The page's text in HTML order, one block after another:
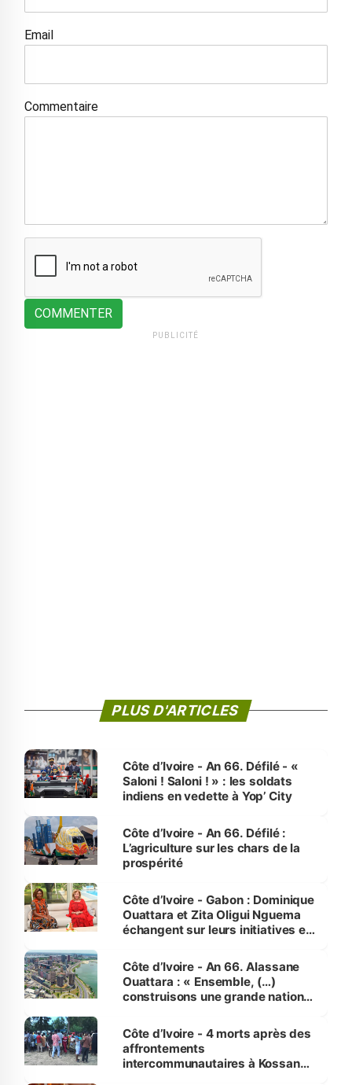
Email
Commentaire
COMMENTER
PUBLICITÉ
PLUS D'ARTICLES
Côte d’Ivoire - An 66. Défilé - «
Saloni ! Saloni ! » : les soldats
indiens en vedette à Yop’ City
Côte d’Ivoire - An 66. Défilé :
L’agriculture sur les chars de la
prospérité
Côte d’Ivoire - Gabon : Dominique
Ouattara et Zita Oligui Nguema
échangent sur leurs initiatives en
enfants
Côte d’Ivoire - An 66. Alassane
Ouattara : « Ensemble, (…)
construisons une grande nation
générations futures »
Côte d’Ivoire - 4 morts après des
affrontements
intercommunautaires à Kossandji